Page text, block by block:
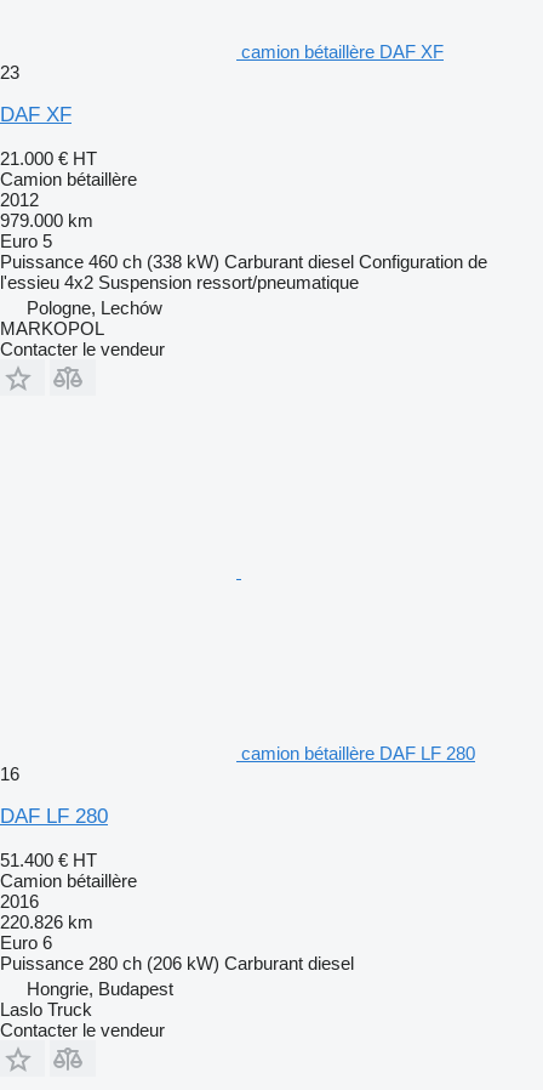
camion bétaillère DAF XF
23
DAF XF
21.000 € HT
Camion bétaillère
2012
979.000 km
Euro 5
Puissance 460 ch (338 kW) Carburant diesel Configuration de
l'essieu 4x2 Suspension ressort/pneumatique
Pologne, Lechów
MARKOPOL
Contacter le vendeur
camion bétaillère DAF LF 280
16
DAF LF 280
51.400 € HT
Camion bétaillère
2016
220.826 km
Euro 6
Puissance 280 ch (206 kW) Carburant diesel
Hongrie, Budapest
Laslo Truck
Contacter le vendeur